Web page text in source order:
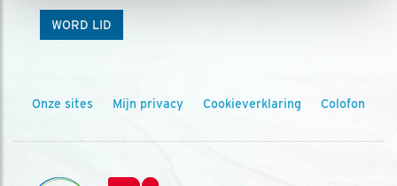
WORD LID
Onze sites Mijn privacy Cookieverklaring Colofon